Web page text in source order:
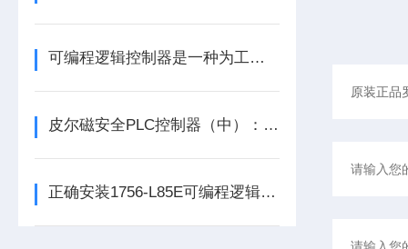
可编程逻辑控制器是一种为工业环境设计的数字运算操作电子系统
皮尔磁安全PLC控制器（中）：功能与应用
正确安装1756-L85E可编程逻辑控制器能为企业节省大量的时间